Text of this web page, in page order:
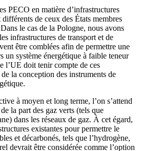
PECO en matière d’infrastructures
différents de ceux des États membres
le cas de la Pologne, nous avons
infrastructures de transport et de
être comblées afin de permettre une
un système énergétique à faible teneur
l’UE doit tenir compte de ces
la conception des instruments de
à moyen et long terme, l’on s’attend
la part des gaz verts (tels que
dans les réseaux de gaz. À cet égard,
existantes pour permettre le
et décarbonés, tels que l’hydrogène,
devrait être considérée comme l’option